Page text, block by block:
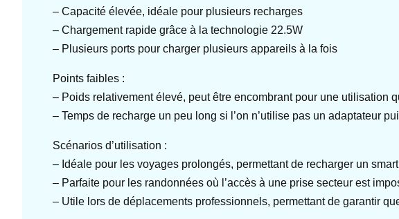
– Capacité élevée, idéale pour plusieurs recharges
– Chargement rapide grâce à la technologie 22.5W
– Plusieurs ports pour charger plusieurs appareils à la fois
Points faibles :
– Poids relativement élevé, peut être encombrant pour une utilisation
– Temps de recharge un peu long si l’on n’utilise pas un adaptateur
Scénarios d’utilisation :
– Idéale pour les voyages prolongés, permettant de recharger un
– Parfaite pour les randonnées où l’accès à une prise secteur est
– Utile lors de déplacements professionnels, permettant de garantir